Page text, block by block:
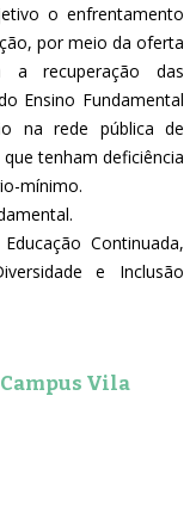
o enfrentamento
por meio da oferta
a recuperação das
Ensino Fundamental
na rede pública de
tenham deficiência
mínimo.
Continuada,
e Inclusão
Vila